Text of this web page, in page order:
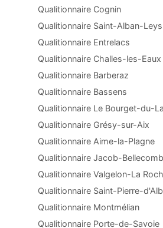
Qualitionnaire Cognin
Qualitionnaire Saint-Alban-
Qualitionnaire Entrelacs
Qualitionnaire Challes-les-Eaux
Qualitionnaire Barberaz
Qualitionnaire Bassens
Qualitionnaire Le Bourget-du-
Qualitionnaire Grésy-sur-Aix
Qualitionnaire Aime-la-Plagne
Qualitionnaire Jacob-
Qualitionnaire Valgelon-La
Qualitionnaire Saint-Pierre-
Qualitionnaire Montmélian
Qualitionnaire Porte-de-Savoie